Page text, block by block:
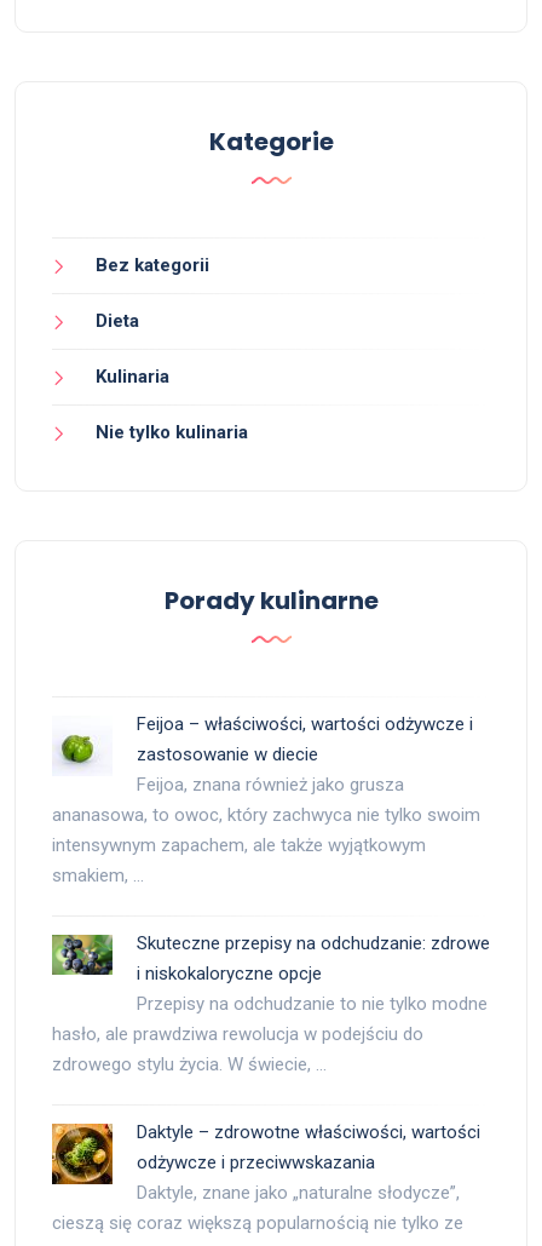
Kategorie
Bez kategorii
Dieta
Kulinaria
Nie tylko kulinaria
Porady kulinarne
Feijoa – właściwości, wartości odżywcze i
zastosowanie w diecie
Feijoa, znana również jako grusza
ananasowa, to owoc, który zachwyca nie tylko swoim
intensywnym zapachem, ale także wyjątkowym
smakiem, …
Skuteczne przepisy na odchudzanie: zdrowe
i niskokaloryczne opcje
Przepisy na odchudzanie to nie tylko modne
hasło, ale prawdziwa rewolucja w podejściu do
zdrowego stylu życia. W świecie, …
Daktyle – zdrowotne właściwości, wartości
odżywcze i przeciwwskazania
Daktyle, znane jako „naturalne słodycze”,
cieszą się coraz większą popularnością nie tylko ze